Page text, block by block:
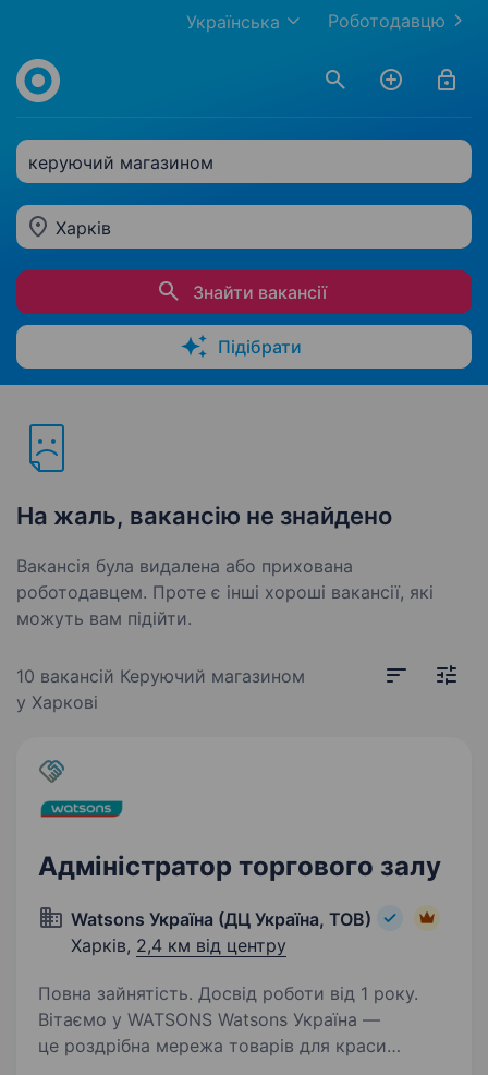
Роботодавцю
Українська
керуючий магазином
Харків
Знайти вакансії
Підібрати
На жаль, вакансію не знайдено
Вакансія була видалена або прихована
роботодавцем. Проте є інші хороші вакансії, які
можуть вам підійти.
10 вакансій Керуючий магазином
у Харкові
Адміністратор торгового залу
Watsons Україна (ДЦ Україна, ТОВ)
Харків, 2,4 км від центру
Повна зайнятість. Досвід роботи від 1 року.
Вітаємо у WATSONS Watsons Україна —
це роздрібна мережа товарів для краси